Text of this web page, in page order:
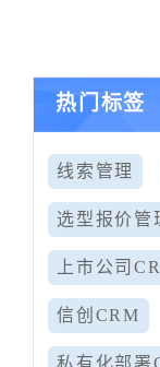
热门标签
线索管理
选型报价管
上市公司
信创CRM